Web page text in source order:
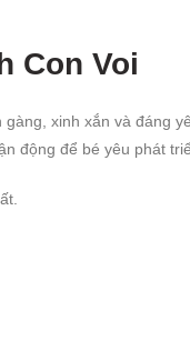
Con Voi
xinh xắn và đáng
động để bé yêu phát